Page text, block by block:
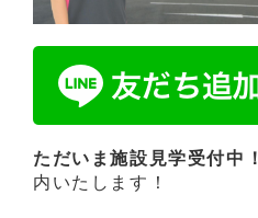
ただいま施設見学受付中！
内いたします！